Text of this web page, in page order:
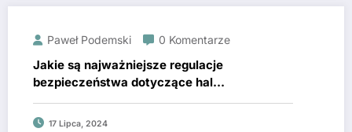
Paweł Podemski 0 Komentarze
Jakie są najważniejsze regulacje
bezpieczeństwa dotyczące hal
produkcyjnych? Informacje od producenta
17 Lipca, 2024